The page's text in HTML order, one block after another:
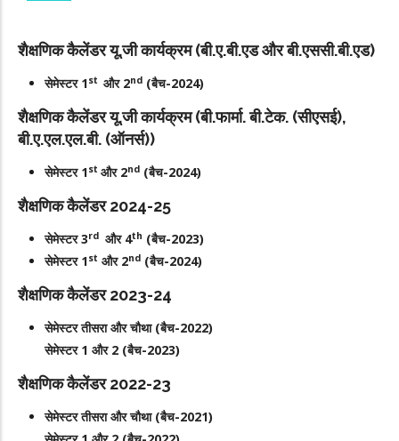
शैक्षणिक कैलेंडर यू.जी कार्यक्रम (बी.ए.बी.एड और बी.एससी.बी.एड)
सेमेस्टर 1st और 2nd (बैच-2024)
शैक्षणिक कैलेंडर यू.जी कार्यक्रम (बी.फार्मा. बी.टेक. (सीएसई),
बी.ए.एल.एल.बी. (ऑनर्स))
सेमेस्टर 1st और 2nd (बैच-2024)
शैक्षणिक कैलेंडर 2024-25
सेमेस्टर 3rd और 4th (बैच-2023)
सेमेस्टर 1st और 2nd (बैच-2024)
शैक्षणिक कैलेंडर 2023-24
सेमेस्टर तीसरा और चौथा (बैच-2022)
सेमेस्टर 1 और 2 (बैच-2023)
शैक्षणिक कैलेंडर 2022-23
सेमेस्टर तीसरा और चौथा (बैच-2021)